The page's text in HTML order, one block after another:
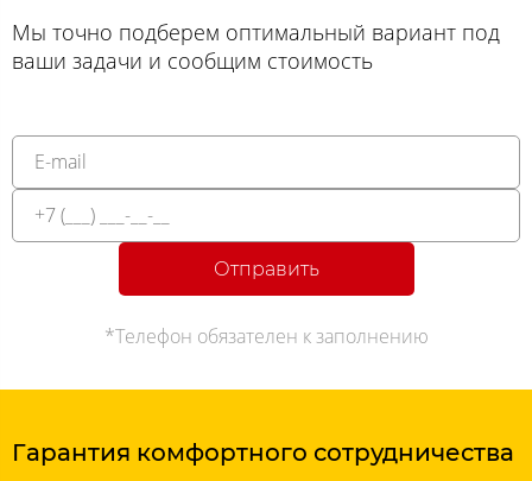
Мы точно подберем оптимальный вариант под
ваши задачи и сообщим стоимость
Отправить
*Телефон обязателен к заполнению
Гарантия комфортного сотрудничества